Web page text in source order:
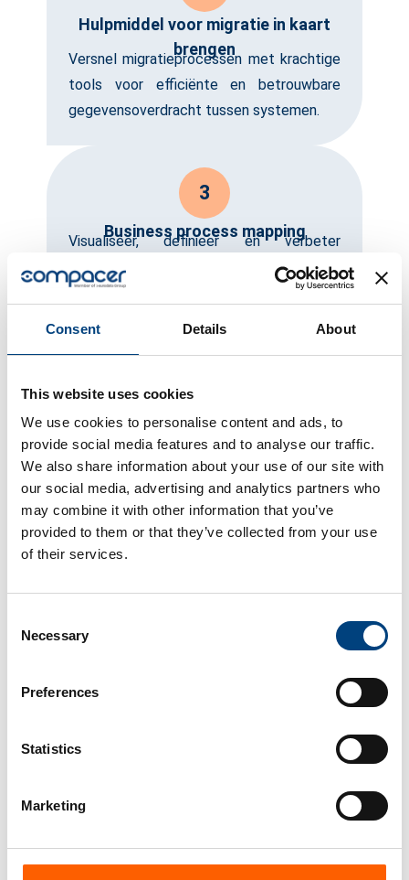
Consent Details About
This website uses cookies
We use cookies to personalise content and ads, to
provide social media features and to analyse our traffic.
We also share information about your use of our site with
our social media, advertising and analytics partners who
may combine it with other information that you’ve
provided to them or that they’ve collected from your use
of their services.
Selection
Necessary
Preferences
Statistics
Marketing
Hulpmiddel voor migratie in kaart
brengen
Versnel migratieprocessen met krachtige
tools voor efficiënte en betrouwbare
gegevensoverdracht tussen systemen.
3
Business process mapping
Visualiseer, definieer en verbeter
bedrijfsprocessen met nauwkeurige en
aanpasbare mapping tools.
Automatisering en optimalisatie
Automatiseer terugkerende taken en
optimaliseer processen om resources te
besparen en te focussen op strategische
initiatieven.
Beheer al je mappings centraal en bewaak
edbic is een flexibele en schaalbare
aan de behoeften en vereisten van uw